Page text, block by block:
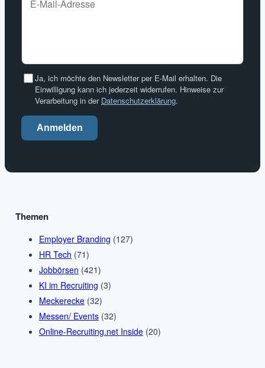
Ja, ich möchte den Newsletter per E-Mail erhalten. Die
Einwilligung kann ich jederzeit widerrufen. Hinweise zur
Verarbeitung in der Datenschutzerklärung.
Anmelden
Themen
Employer Branding (127)
HR Tech (71)
Jobbörsen (421)
KI im Recruiting (3)
Meckerecke (32)
Messen/ Events (32)
Online-Recruiting.net Inside (20)